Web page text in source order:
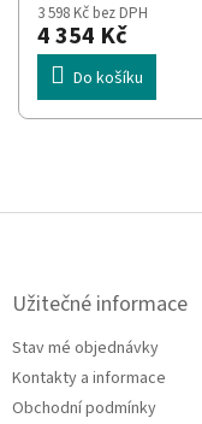
3 598 Kč bez DPH
4 354 Kč
Do košíku
Z
Užitečné informace
Stav mé objednávky
Kontakty a informace
Obchodní podmínky